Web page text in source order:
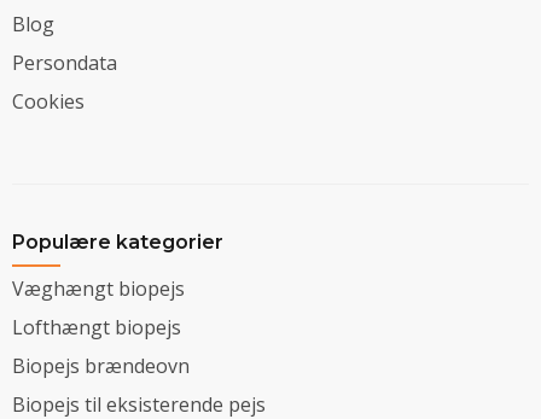
Blog
Persondata
Cookies
Populære kategorier
Væghængt biopejs
Lofthængt biopejs
Biopejs brændeovn
Biopejs til eksisterende pejs